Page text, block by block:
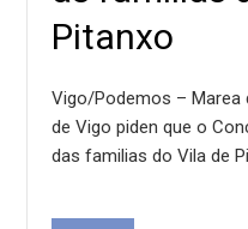
Pitanxo
Vigo/Podemos – Marea
de Vigo piden que o
das familias do Vila de